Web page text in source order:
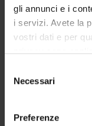
gli annunci e i
i servizi. Avete la
vostri dati e per
privacy sono
modificare o
momento dalla
delNecessari
Preferenze
Contatti
Persone
Luoghi